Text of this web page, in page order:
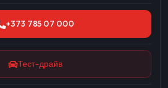
+373 785 07 000
Тест-драйв